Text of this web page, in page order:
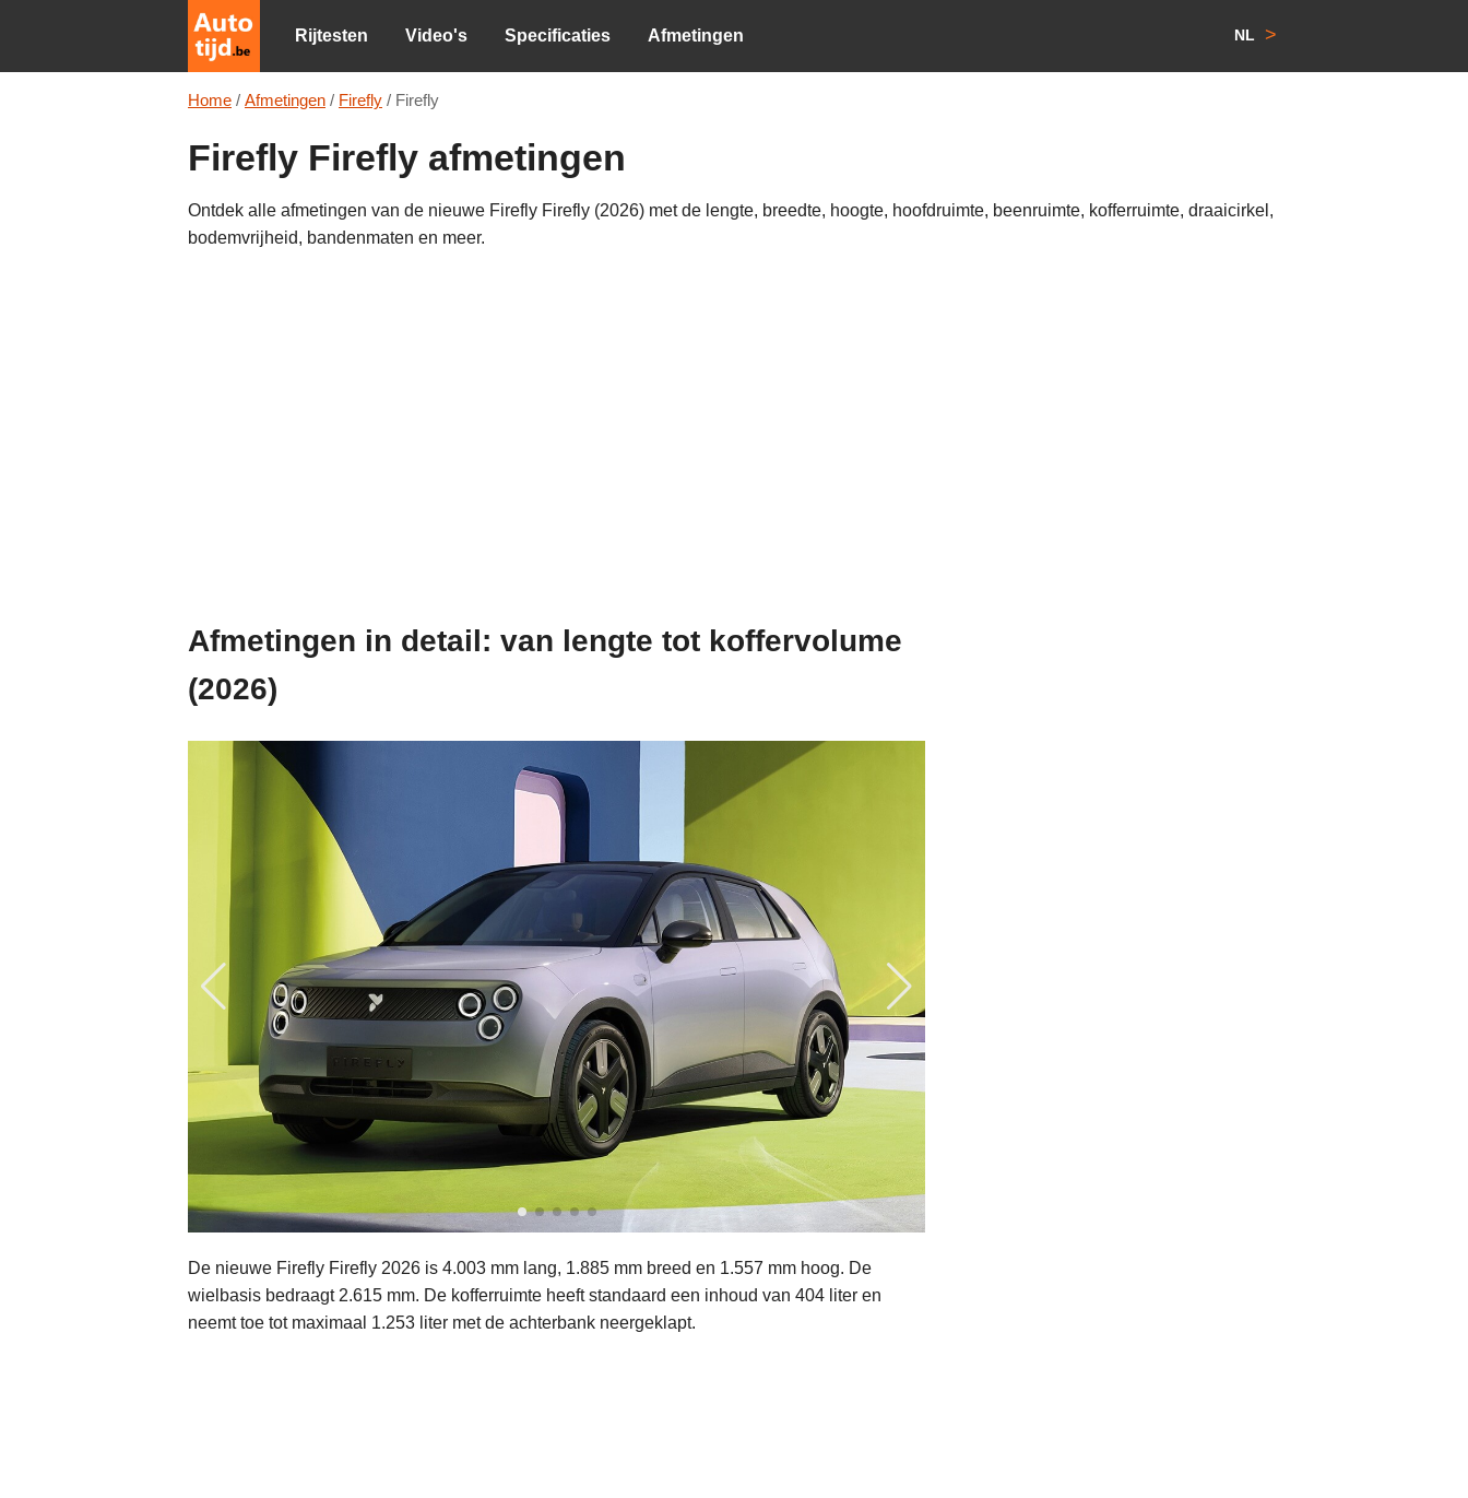
Rijtesten Video's Specificaties Afmetingen NL >
Home / Afmetingen / Firefly / Firefly
Firefly Firefly afmetingen
Ontdek alle afmetingen van de nieuwe Firefly Firefly (2026) met de lengte, breedte, hoogte, hoofdruimte, beenruimte, kofferruimte, draaicirkel,
bodemvrijheid, bandenmaten en meer.
Afmetingen in detail: van lengte tot koffervolume
(2026)
De nieuwe Firefly Firefly 2026 is 4.003 mm lang, 1.885 mm breed en 1.557 mm hoog. De
wielbasis bedraagt 2.615 mm. De kofferruimte heeft standaard een inhoud van 404 liter en
neemt toe tot maximaal 1.253 liter met de achterbank neergeklapt.